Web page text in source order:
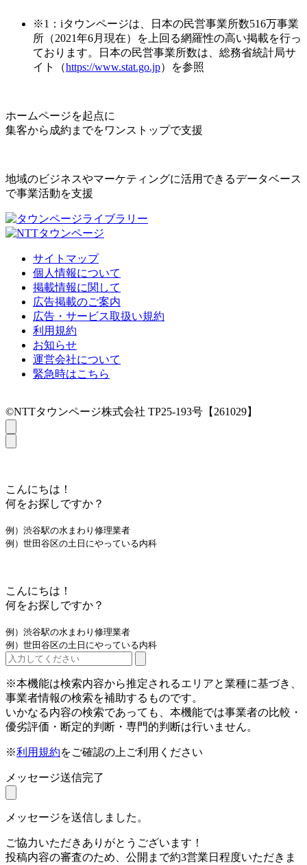
※1：iタウンページは、日本の民営事業所数516万事業
所（2021年6月現在）を上回る網羅性の高い掲載を行っ
ております。日本の民営事業所数は、総務省統計局サ
イト（https://www.stat.go.jp）を参照
ホームページを起点に
集客から成約までをワンストップで支援
地域のビジネスやマーケティングに活用できるデータベース
で事業活動を支援
サイトマップ
個人情報について
掲載情報に関して
広告掲載のご案内
広告・サービス取扱い規約
利用規約
お知らせ
運営会社について
緊急時はこちら
©NTTタウンページ株式会社 TP25-193号【261029】
こんにちは！
何をお探しですか？
例）渋谷駅の水まわり修理業者
例）世田谷区の土日にやっている内科
こんにちは！
何をお探しですか？
例）渋谷駅の水まわり修理業者
例）世田谷区の土日にやっている内科
※本機能は検索内容から推定されるエリアと業種に基づき、
事業者情報の検索を補助するものです。
いかなる内容の検索であっても、本機能では事業者の比較・
優劣評価・断定的判断・専門的判断は行いません。
※利用規約をご確認の上ご利用ください
メッセージ送信完了
メッセージを送信しました。
ご協力いただきありがとうございます！
投稿内容の審査のため、公開まで約3営業日程度いただきま